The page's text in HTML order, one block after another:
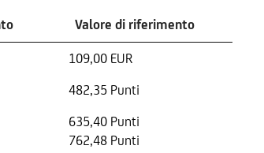
Valore di riferimento
109,00 EUR
482,35 Punti
635,40 Punti
762,48 Punti